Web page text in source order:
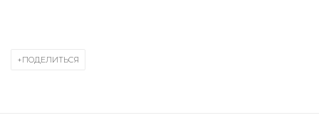
ПОДЕЛИТЬСЯ